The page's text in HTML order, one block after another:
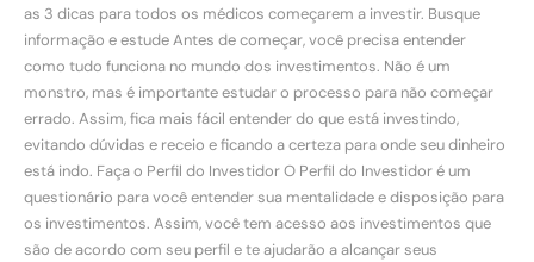
as 3 dicas para todos os médicos começarem a investir. Busque
informação e estude Antes de começar, você precisa entender
como tudo funciona no mundo dos investimentos. Não é um
monstro, mas é importante estudar o processo para não começar
errado. Assim, fica mais fácil entender do que está investindo,
evitando dúvidas e receio e ficando a certeza para onde seu dinheiro
está indo. Faça o Perfil do Investidor O Perfil do Investidor é um
questionário para você entender sua mentalidade e disposição para
os investimentos. Assim, você tem acesso aos investimentos que
são de acordo com seu perfil e te ajudarão a alcançar seus